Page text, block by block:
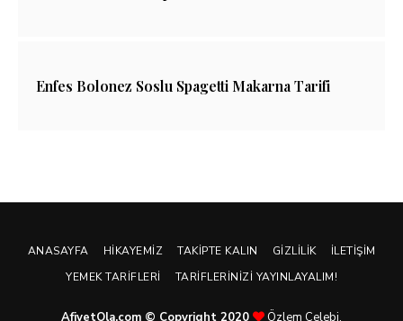
Enfes Bolonez Soslu Spagetti Makarna Tarifi
ANASAYFA HIKAYEMIZ TAKIPTE KALIN GIZLILIK
İLETIŞIM
YEMEK TARIFLERI
TARIFLERINIZI YAYINLAYALIM!
AfiyetOla.com © Copyright 2020 Özlem Çelebi.